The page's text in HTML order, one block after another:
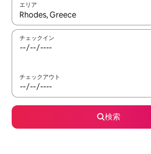
エリア
検索結果が表示されたら、上下の矢印キ
チェックイン
チェックアウト
検索